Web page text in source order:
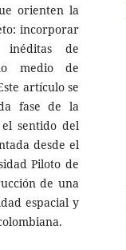
orienten la
incorporar
inéditas de
medio de
artículo se
fase de la
el sentido del
desde el
Piloto de
de una
espacial y